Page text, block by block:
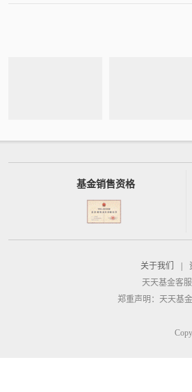
基金销售资格
关于我们
天天基金客
郑重声明： 天天基